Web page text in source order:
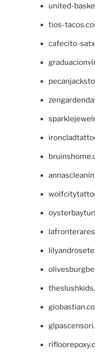
united-
tios-
cafecito-